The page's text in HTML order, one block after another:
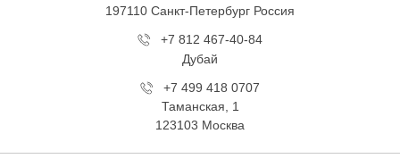
197110 Санкт-Петербург Росcия
+7 812 467-40-84
Дубай
+7 499 418 0707
Таманская, 1
123103 Москва